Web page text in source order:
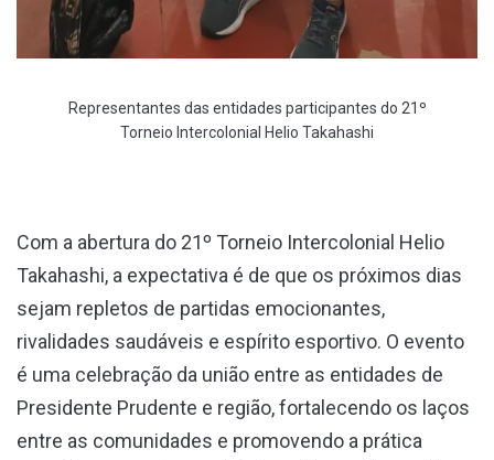
Representantes das entidades participantes do 21º
Torneio Intercolonial Helio Takahashi
Com a abertura do 21º Torneio Intercolonial Helio
Takahashi, a expectativa é de que os próximos dias
sejam repletos de partidas emocionantes,
rivalidades saudáveis e espírito esportivo. O evento
é uma celebração da união entre as entidades de
Presidente Prudente e região, fortalecendo os laços
entre as comunidades e promovendo a prática